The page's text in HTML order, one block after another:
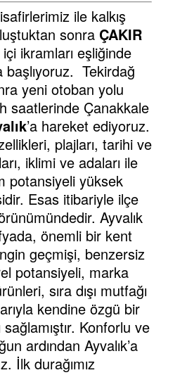
ile kalkış
sonra ÇAKIR
ikramları eşliğinde
başlıyoruz. Tekirdağ
yeni otoban yolu
saatlerinde Çanakkale
’a hareket ediyoruz.
plajları, tarihi ve
iklimi ve adaları ile
potansiyeli yüksek
Esas itibariyle ilçe
Ayvalık
önemli bir kent
geçmişi, benzersiz
potansiyeli, marka
sıra dışı mutfağı
kendine özgü bir
sağlamıştır. Konforlu ve
ardından Ayvalık’a
İlk durağımız